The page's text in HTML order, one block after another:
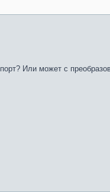
Или может с